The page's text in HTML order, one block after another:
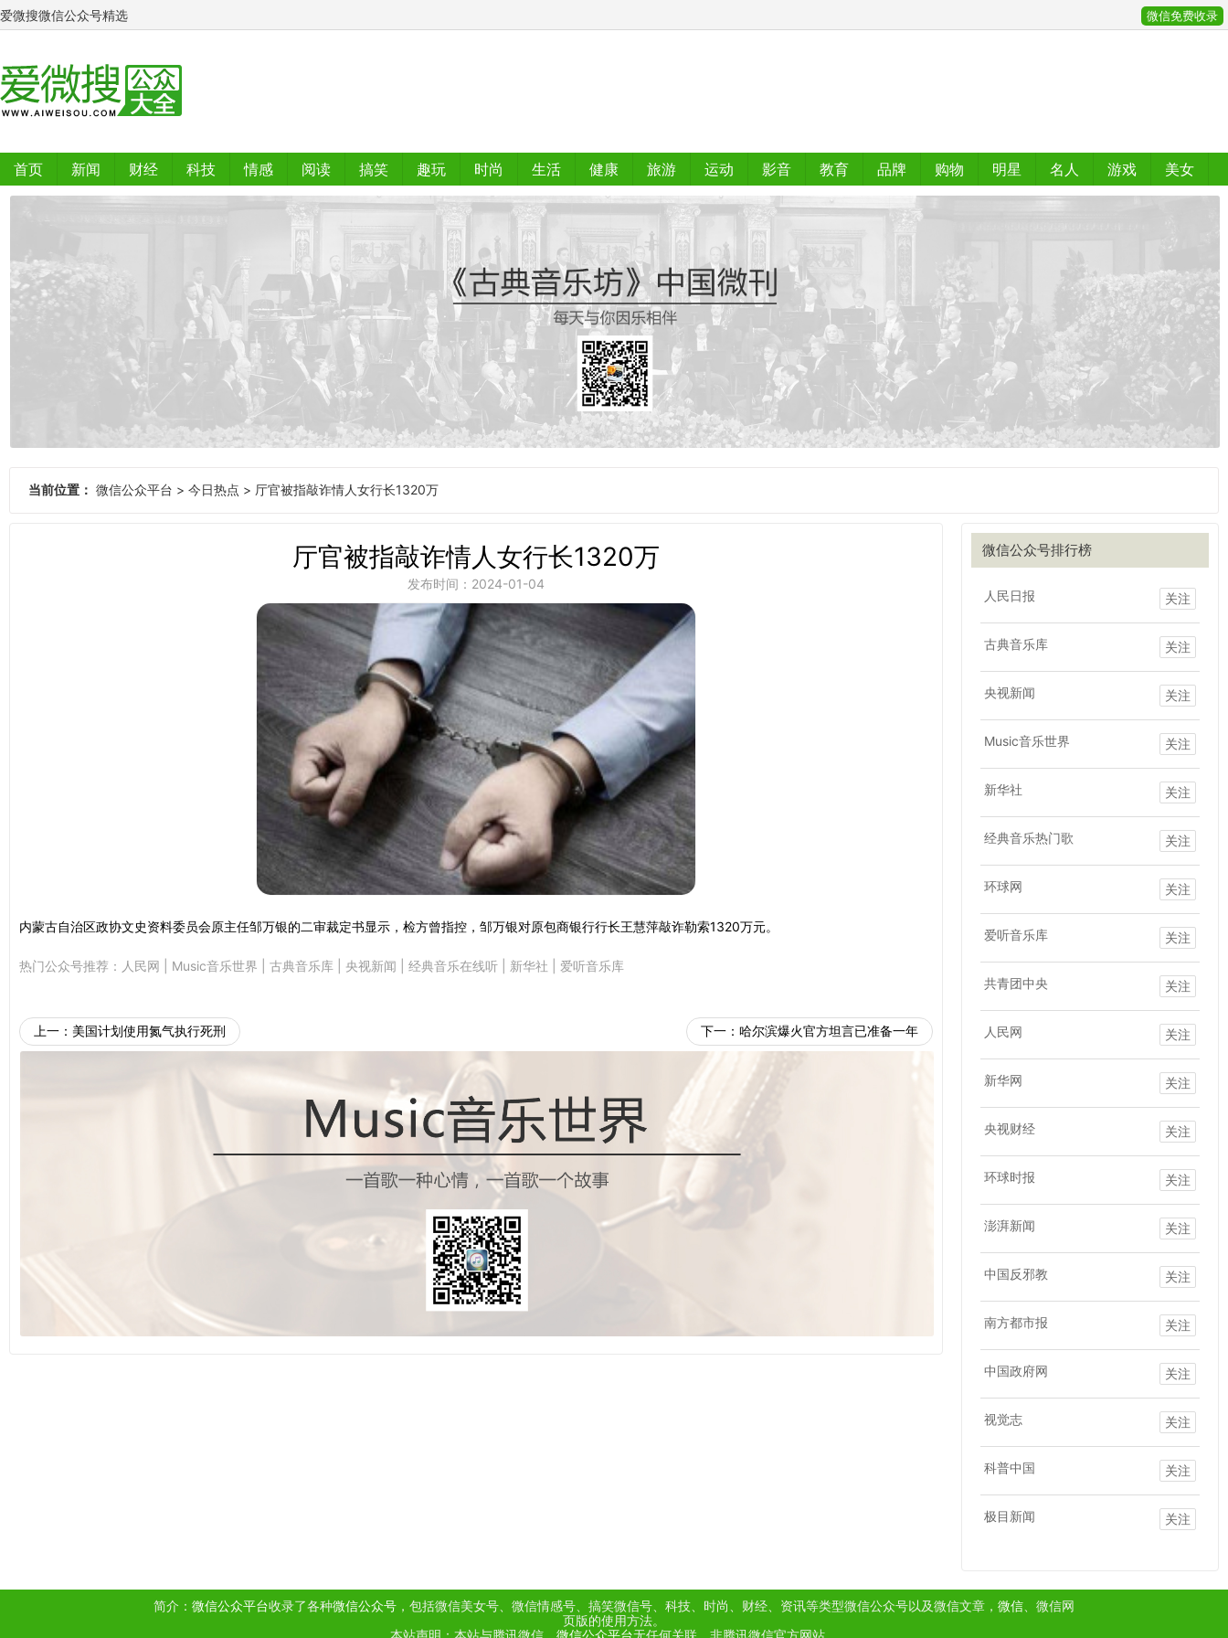
爱微搜微信公众号精选 微信免费收录
首页 新闻 财经 科技 情感 阅读 搞笑 趣玩 时尚 生活 健康 旅游 运动 影音 教育 品牌 购物 明星 名人 游戏
美女
当前位置： 微信公众平台 > 今日热点 > 厅官被指敲诈情人女行长1320万
微信公众号排行榜
人民日报 关注
古典音乐库 关注
央视新闻 关注
Music音乐世界 关注
新华社 关注
经典音乐热门歌 关注
环球网 关注
爱听音乐库 关注
共青团中央 关注
人民网 关注
新华网 关注
央视财经 关注
环球时报 关注
澎湃新闻 关注
中国反邪教 关注
南方都市报 关注
中国政府网 关注
视觉志 关注
科普中国 关注
极目新闻 关注
厅官被指敲诈情人女行长1320万
发布时间：2024-01-04
内蒙古自治区政协文史资料委员会原主任邹万银的二审裁定书显示，检方曾指控，邹万银对原包商银行行长王慧萍敲诈勒索1320万元。
热门公众号推荐： 人民网 Music音乐世界 古典音乐库 央视新闻 经典音乐在线听 新华社 爱听音乐库
上一： 美国计划使用氮气执行死刑 下一： 哈尔滨爆火官方坦言已准备一年
简介： 微信公众平台收录了各种微信公众号 ，包括微信美女号、微信情感号、搞笑微信号、科技、时尚、财经、资讯等类型微信公众号以及微信文章， 微信 、微信网
页版的使用方法。
本站声明：本站与腾讯微信、 微信公众平台无任何关联，非腾讯微信官方网站。